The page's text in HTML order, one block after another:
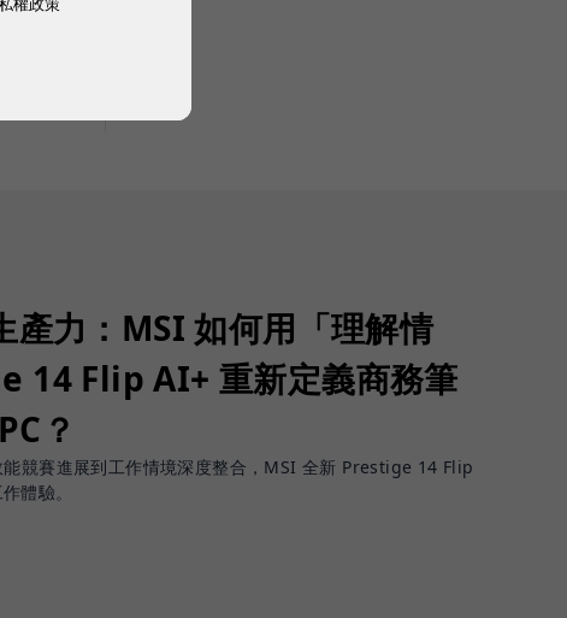
產力：MSI 如何用「理解情
14 Flip AI+ 重新定義商務筆
？
競賽進展到工作情境深度整合，MSI 全新 Prestige 14 Flip
體驗。